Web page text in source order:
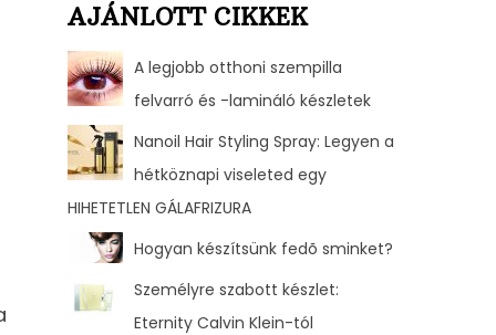
AJÁNLOTT CIKKEK
A legjobb otthoni szempilla
felvarró és -lamináló készletek
Nanoil Hair Styling Spray: Legyen a
hétköznapi viseleted egy
HIHETETLEN GÁLAFRIZURA
Hogyan készítsünk fedõ sminket?
Személyre szabott készlet:
Eternity Calvin Klein-tól